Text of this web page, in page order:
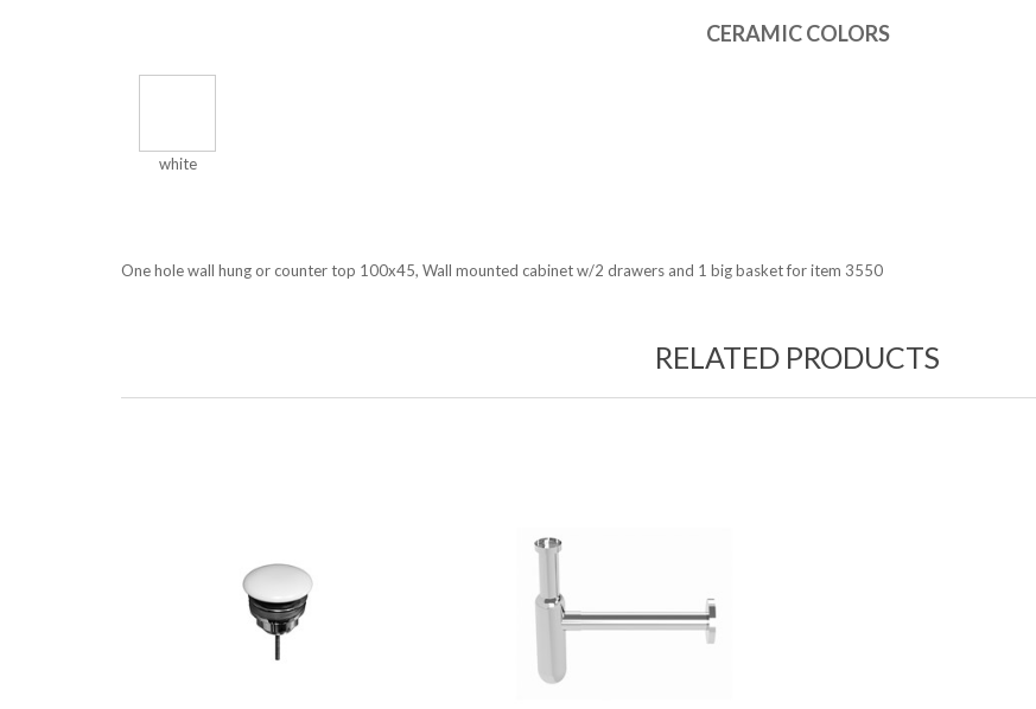
CERAMIC COLORS
white
One hole wall hung or counter top 100x45, Wall mounted cabinet w/2 drawers and 1 big basket for item 3550
RELATED PRODUCTS